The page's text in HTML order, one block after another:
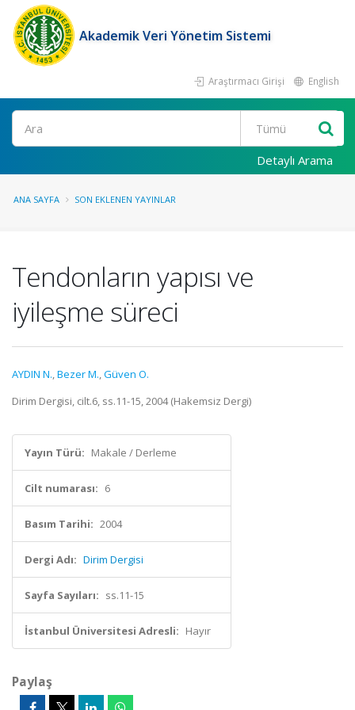
Akademik Veri Yönetim Sistemi
Araştırmacı Girişi English
Ara
Detaylı Arama
ANA SAYFA SON EKLENEN YAYINLAR
Tendonların yapısı ve
iyileşme süreci
AYDIN N.,Bezer M.,Güven O.
Dirim Dergisi, cilt.6, ss.11-15, 2004 (Hakemsiz Dergi)
Yayın Türü: Makale / Derleme
Cilt numarası: 6
Basım Tarihi: 2004
Dergi Adı: Dirim Dergisi
Sayfa Sayıları: ss.11-15
İstanbul Üniversitesi Adresli: Hayır
Paylaş